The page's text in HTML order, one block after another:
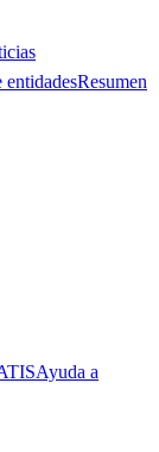
entidadesResumen
Ayuda a